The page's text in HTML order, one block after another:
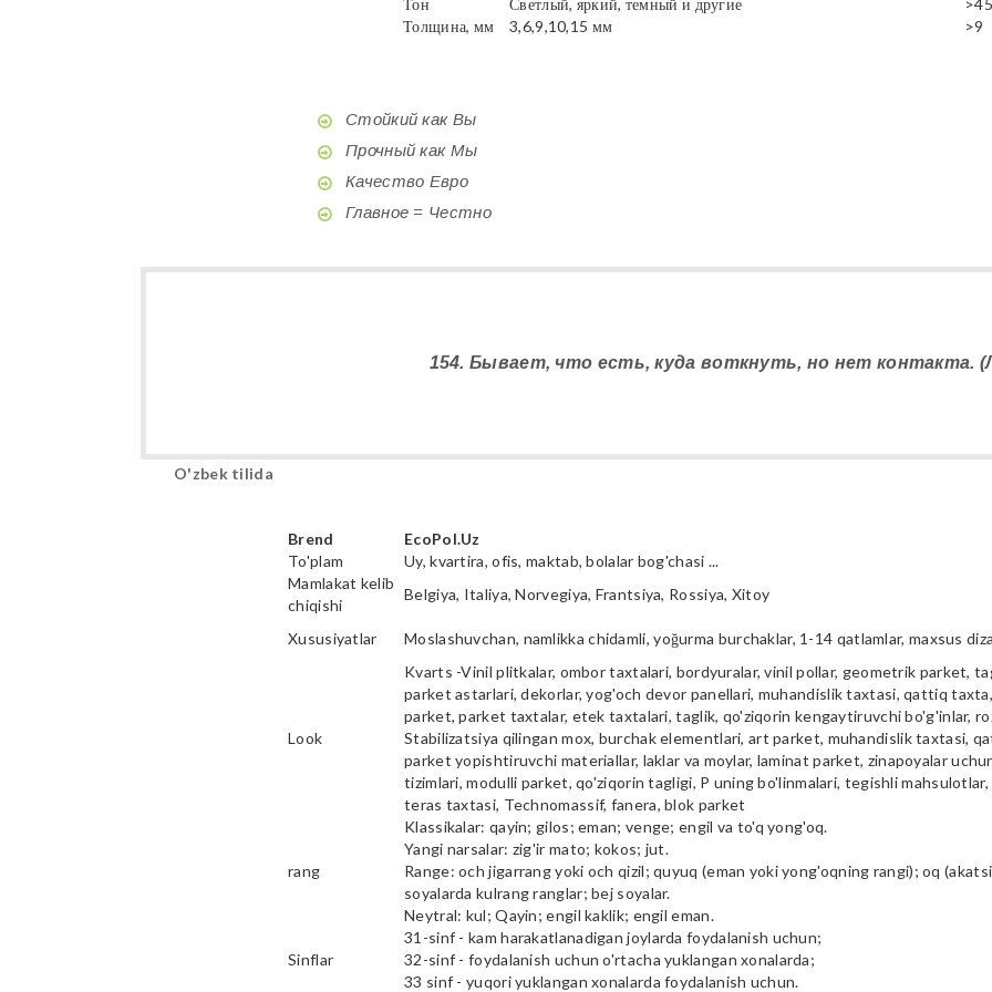
Тон
Светлый, яркий, темный и другие
>45
Толщина, мм
3,6,9,10,15 мм >9
Стойкий как Вы
Прочный как Мы
Качество Евро
Главное = Честно
154. Бывает, что есть, куда воткнуть, но нет контакта.
O'zbek tilida
Brend EcoPol.Uz
To'plam
Uy, kvartira, ofis, maktab, bolalar bog'chasi ...
Mamlakat kelib
chiqishi
Belgiya, Italiya, Norvegiya, Frantsiya, Rossiya, Xitoy
Xususiyatlar
Moslashuvchan, namlikka chidamli, yoğurma burchaklar, 1-14 qatlamlar, maxsus
Look
Kvarts -Vinil plitkalar, ombor taxtalari, bordyuralar, vinil pollar, geometrik parket,
parket astarlari, dekorlar, yog'och devor panellari, muhandislik taxtasi, qattiq taxta,
parket, parket taxtalar, etek taxtalari, taglik, qo'ziqorin kengaytiruvchi bo'g'inlar,
Stabilizatsiya qilingan mox, burchak elementlari, art parket, muhandislik taxtasi,
parket yopishtiruvchi materiallar, laklar va moylar, laminat parket, zinapoyalar
tizimlari, modulli parket, qo'ziqorin tagligi, P uning bo'linmalari, tegishli
teras taxtasi, Technomassif, fanera, blok parket
rang
Klassikalar: qayin; gilos; eman; venge; engil va to'q yong'oq.
Yangi narsalar: zig'ir mato; kokos; jut.
Range: och jigarrang yoki och qizil; quyuq (eman yoki yong'oqning rangi); oq
soyalarda kulrang ranglar; bej soyalar.
Neytral: kul; Qayin; engil kaklik; engil eman.
Sinflar
31-sinf - kam harakatlanadigan joylarda foydalanish uchun;
32-sinf - foydalanish uchun o'rtacha yuklangan xonalarda;
33 sinf - yuqori yuklangan xonalarda foydalanish uchun.